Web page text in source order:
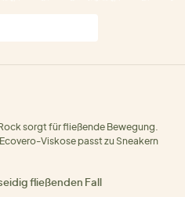
sorgt für fließende Bewegung.
Viskose passt zu Sneakern
fließenden Fall